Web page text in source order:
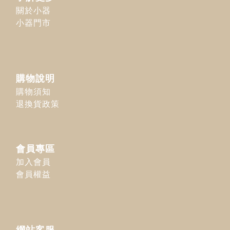
關於小器
小器門市
購物說明
購物須知
退換貨政策
會員專區
加入會員
會員權益